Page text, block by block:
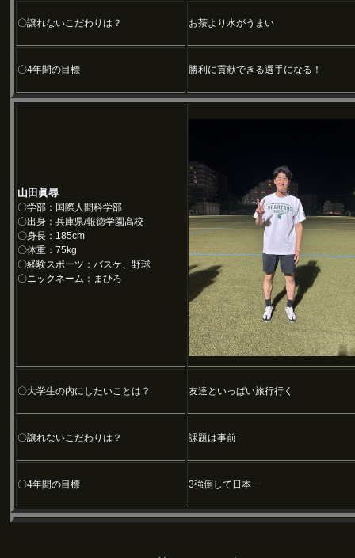
〇譲れないこだわりは？ お茶より水がうまい
〇4年間の目標 勝利に貢献できる選手になる！
山田眞尋
〇学部：国際人間科学部
〇出身：兵庫県/報徳学園高校
〇身長：185cm
〇体重：75kg
〇経験スポーツ：バスケ、野球
〇ニックネーム：まひろ
〇大学生の内にしたいことは？ 友達といっぱい旅行行く
〇譲れないこだわりは？ 課題は事前
〇4年間の目標 3強倒して日本一